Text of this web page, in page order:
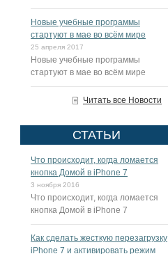
Новые учебные программы
стартуют в мае во всём мире
25 апреля 2017
Новые учебные программы
стартуют в мае во всём мире
Читать все Новости
СТАТЬИ
Что происходит, когда ломается
кнопка Домой в iPhone 7
3 ноября 2016
Что происходит, когда ломается
кнопка Домой в iPhone 7
Как сделать жесткую перезагрузку
iPhone 7 и активировать режим